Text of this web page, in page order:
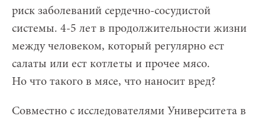
риск заболеваний сердечно-сосудистой
системы. 4-5 лет в продолжительности жизни
между человеком, который регулярно ест
салаты или ест котлеты и прочее мясо.
Но что такого в мясе, что наносит вред?
Совместно с исследователями Университета в